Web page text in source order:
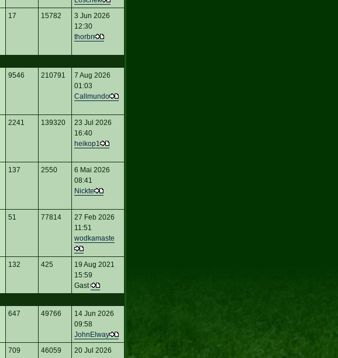
17 15782
3 Jun 2026
12:30
thorbn
9546 210791
7 Aug 2026
01:03
Callmundo
2241 139320
23 Jul 2026
16:40
heikop1
137 2550
6 Mai 2026
08:41
Nickte
51 77814
27 Feb 2026
11:51
wodkamaste
132 425
19 Aug 2021
15:59
Gast
647 49766
14 Jun 2026
09:58
JohnElway
709 46059
20 Jul 2026